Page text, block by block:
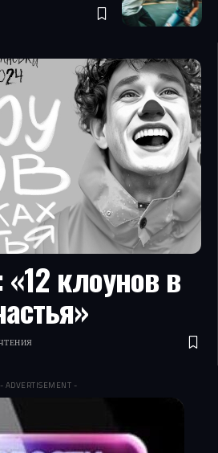
клоунов в
- ADVERTISEMENT -